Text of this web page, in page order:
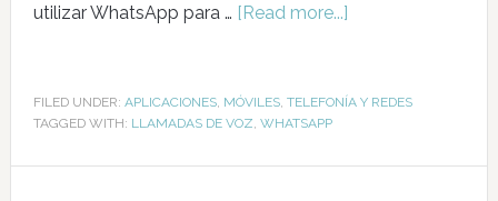
utilizar WhatsApp para … [Read more...]
FILED UNDER: APLICACIONES, MÓVILES, TELEFONÍA Y REDES
TAGGED WITH: LLAMADAS DE VOZ WHATSAPP